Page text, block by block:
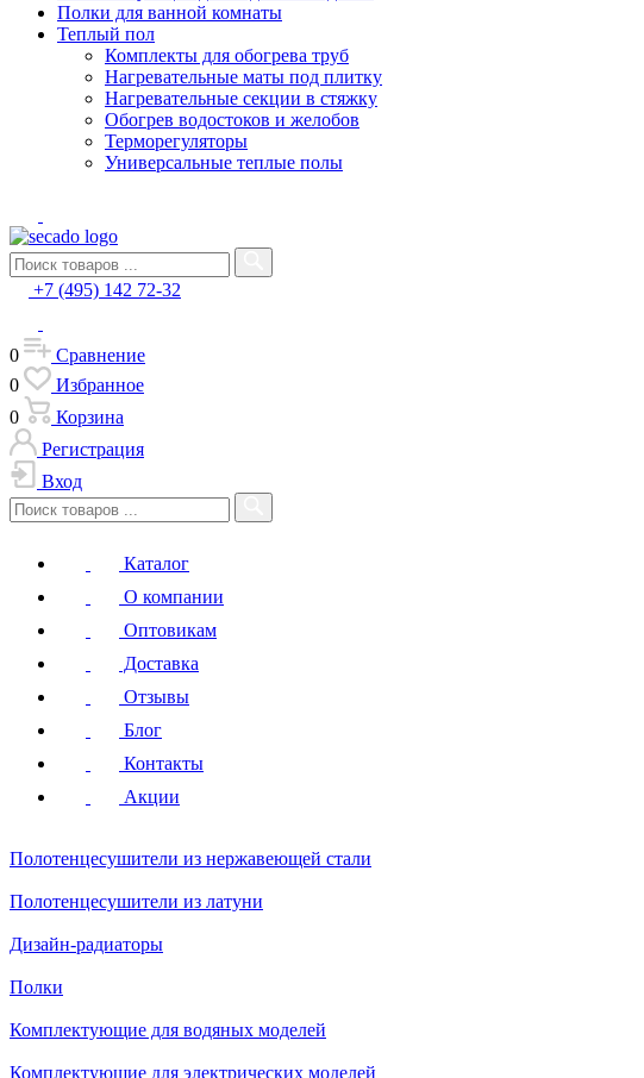
Полки для ванной комнаты
Теплый пол
Комплекты для обогрева труб
Нагревательные маты под плитку
Нагревательные секции в стяжку
Обогрев водостоков и желобов
Терморегуляторы
Универсальные теплые полы
+7 (495) 142 72-32
0
Сравнение
0
Избранное
0
Корзина
Регистрация
Вход
Каталог
О компании
Оптовикам
Доставка
Отзывы
Блог
Контакты
Акции
Полотенцесушители из нержавеющей стали
Полотенцесушители из латуни
Дизайн-радиаторы
Полки
Комплектующие для водяных моделей
Комплектующие для электрических моделей